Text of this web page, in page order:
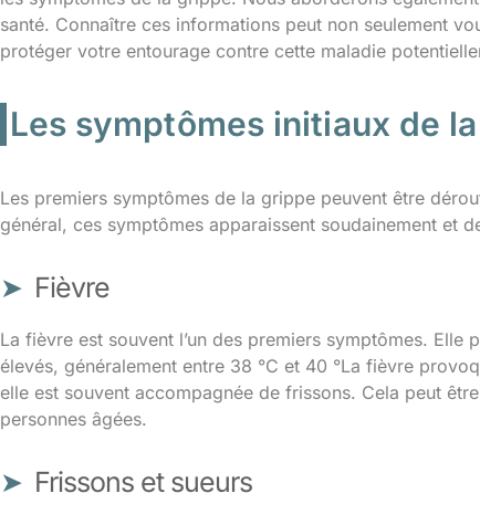
santé. Connaître ces informations peut non seulement
protéger votre entourage contre cette maladie
Les symptômes initiaux de
Les premiers symptômes de la grippe peuvent être
général, ces symptômes apparaissent soudainement et
Fièvre
La fièvre est souvent l’un des premiers symptômes.
élevés, généralement entre 38 °C et 40 °La fièvre
elle est souvent accompagnée de frissons. Cela peut
personnes âgées.
Frissons et sueurs